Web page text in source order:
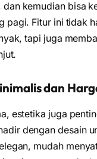
dan kemudian bisa
pagi. Fitur ini tidak
tapi juga
dan
estetika juga
dengan desain
mudah